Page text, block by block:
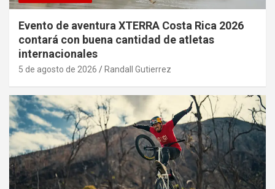
Evento de aventura XTERRA Costa Rica 2026
contará con buena cantidad de atletas
internacionales
5 de agosto de 2026 Randall Gutierrez